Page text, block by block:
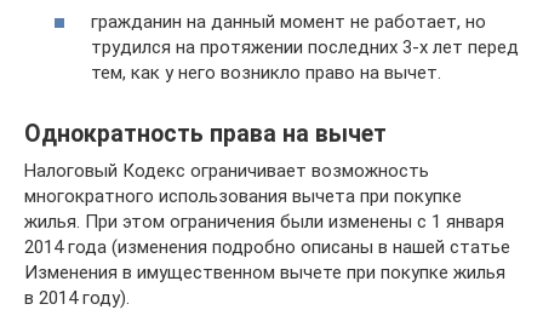
гражданин на данный момент не работает, но
трудился на протяжении последних 3-х лет перед
тем, как у него возникло право на вычет.
Однократность права на вычет
Налоговый Кодекс ограничивает возможность
многократного использования вычета при покупке
жилья. При этом ограничения были изменены с 1 января
2014 года (изменения подробно описаны в нашей статье
Изменения в имущественном вычете при покупке жилья
в 2014 году).